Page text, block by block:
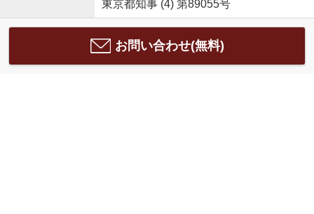
東京都知事 (4) 第89055号
お問い合わせ(無料)